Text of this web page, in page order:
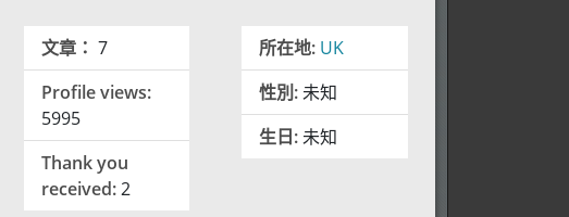
文章： 7
Profile views:
5995
Thank you
received:2
所在地: UK
性別:未知
生日:未知